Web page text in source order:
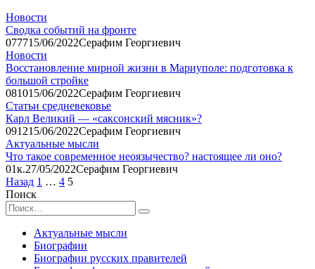
Новости
Сводка событий на фронте
077715/06/2022Серафим Георгиевич
Новости
Восстановление мирной жизни в Мариуполе: подготовка к
большой стройке
081015/06/2022Серафим Георгиевич
Статьи средневековье
Карл Великий — «саксонский мясник»?
091215/06/2022Серафим Георгиевич
Актуальные мысли
Что такое современное неоязычество? настоящее ли оно?
01к.27/05/2022Серафим Георгиевич
Пагинация
записей
Назад 1 … 4 5
Поиск
Search
for:
Актуальные мысли
Биографии
Биографии русских правителей